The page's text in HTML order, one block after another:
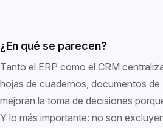
¿En qué se parecen?
Tanto el ERP como el CRM
hojas de cuadernos, documentos
mejoran la toma de decisiones
Y lo más importante: no son